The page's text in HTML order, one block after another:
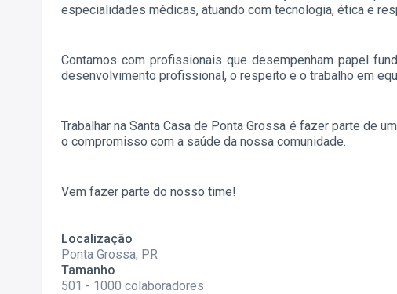
especialidades médicas, atuando com tecnologia, ética e
Contamos com profissionais que desempenham papel
desenvolvimento profissional, o respeito e o trabalho em
Trabalhar na Santa Casa de Ponta Grossa é fazer parte de
o compromisso com a saúde da nossa comunidade.
Vem fazer parte do nosso time!
Localização
Ponta Grossa, PR
Tamanho
501 - 1000 colaboradores